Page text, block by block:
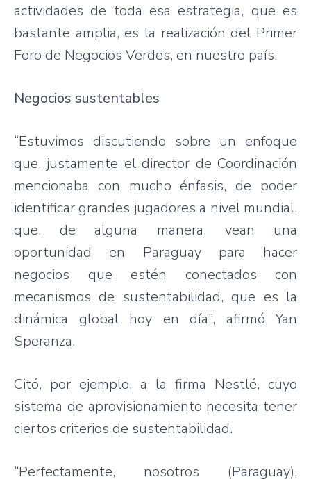
actividades de toda esa estrategia, que es
bastante amplia, es la realización del Primer
Foro de Negocios Verdes, en nuestro país.
Negocios sustentables
“Estuvimos discutiendo sobre un enfoque
que, justamente el director de Coordinación
mencionaba con mucho énfasis, de poder
identificar grandes jugadores a nivel mundial,
que, de alguna manera, vean una
oportunidad en Paraguay para hacer
negocios que estén conectados con
mecanismos de sustentabilidad, que es la
dinámica global hoy en día”, afirmó Yan
Speranza.
Citó, por ejemplo, a la firma Nestlé, cuyo
sistema de aprovisionamiento necesita tener
ciertos criterios de sustentabilidad.
“Perfectamente, nosotros (Paraguay),